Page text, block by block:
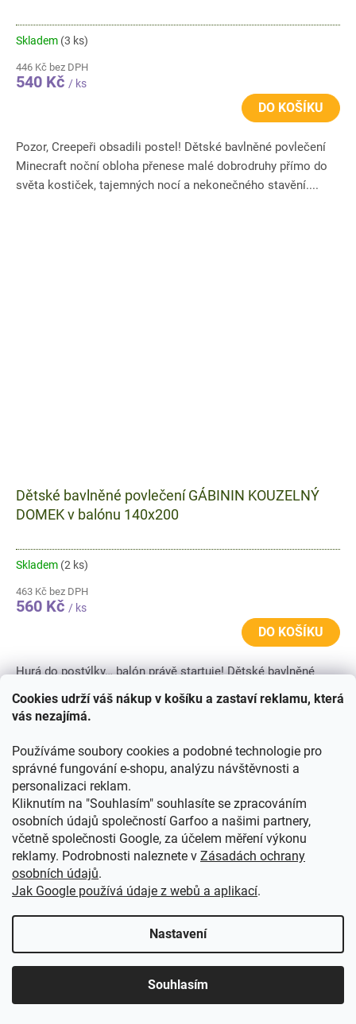
Cookies udrží váš nákup v košíku a zastaví reklamu, která
vás nezajímá.
Používáme soubory cookies a podobné technologie pro
správné fungování e-shopu, analýzu návštěvnosti a
personalizaci reklam.
Kliknutím na "Souhlasím" souhlasíte se zpracováním
osobních údajů společností Garfoo a našimi partnery,
včetně společnosti Google, za účelem měření výkonu
reklamy. Podrobnosti naleznete v Zásadách ochrany
osobních údajů.
Jak Google používá údaje z webů a aplikací.
Nastavení
Souhlasím
Skladem (3 ks)
446 Kč bez DPH
540 Kč / ks
DO KOŠÍKU
Pozor, Creepeři obsadili postel! Dětské bavlněné povlečení
Minecraft noční obloha přenese malé dobrodruhy přímo do
světa kostiček, tajemných nocí a nekonečného stavění....
Dětské bavlněné povlečení GÁBININ KOUZELNÝ
DOMEK v balónu 140x200
Skladem (2 ks)
463 Kč bez DPH
560 Kč / ks
DO KOŠÍKU
Hurá do postýlky… balón právě startuje! Dětské bavlněné
povlečení Gábinin kouzelný domek v balónu promění každý
večer v pohádkové dobrodružství plné barev a roztomilých